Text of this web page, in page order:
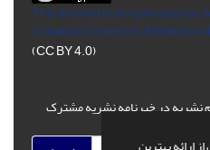
This Journal is an open access
Creative Commons Attribution
(CC BY 4.0)
نشریه در خبرنامه نشریه مشترک